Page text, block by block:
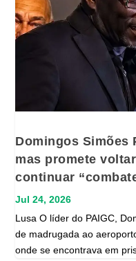
Domingos Simões
mas promete
continuar
Jul 24, 2026
Lusa O líder do PAIGC,
de madrugada ao
onde se encontrava em